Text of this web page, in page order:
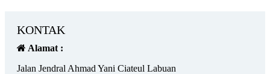
KONTAK
Alamat :
Jalan Jendral Ahmad Yani Ciateul Labuan